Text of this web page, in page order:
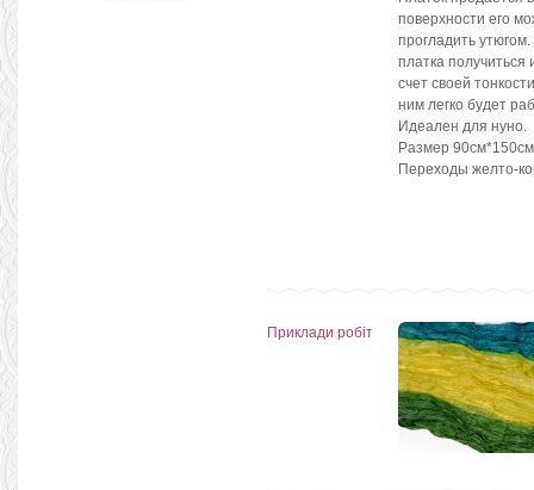
поверхности его
прогладить
платка
счет своей
ним легко будет
Идеален для нуно.
Размер 90см*150см
Переходы желто-
Приклади робіт